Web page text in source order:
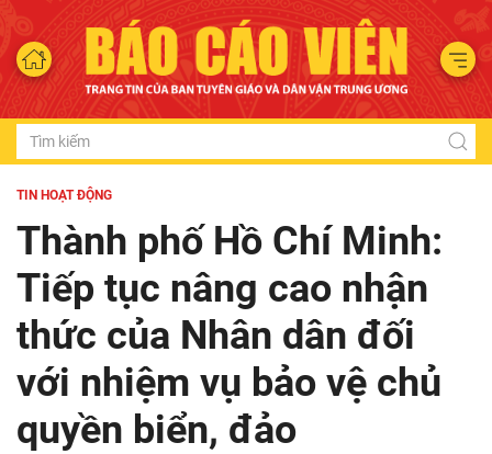
TIN HOẠT ĐỘNG
Thành phố Hồ Chí Minh:
Tiếp tục nâng cao nhận
thức của Nhân dân đối
với nhiệm vụ bảo vệ chủ
quyền biển, đảo